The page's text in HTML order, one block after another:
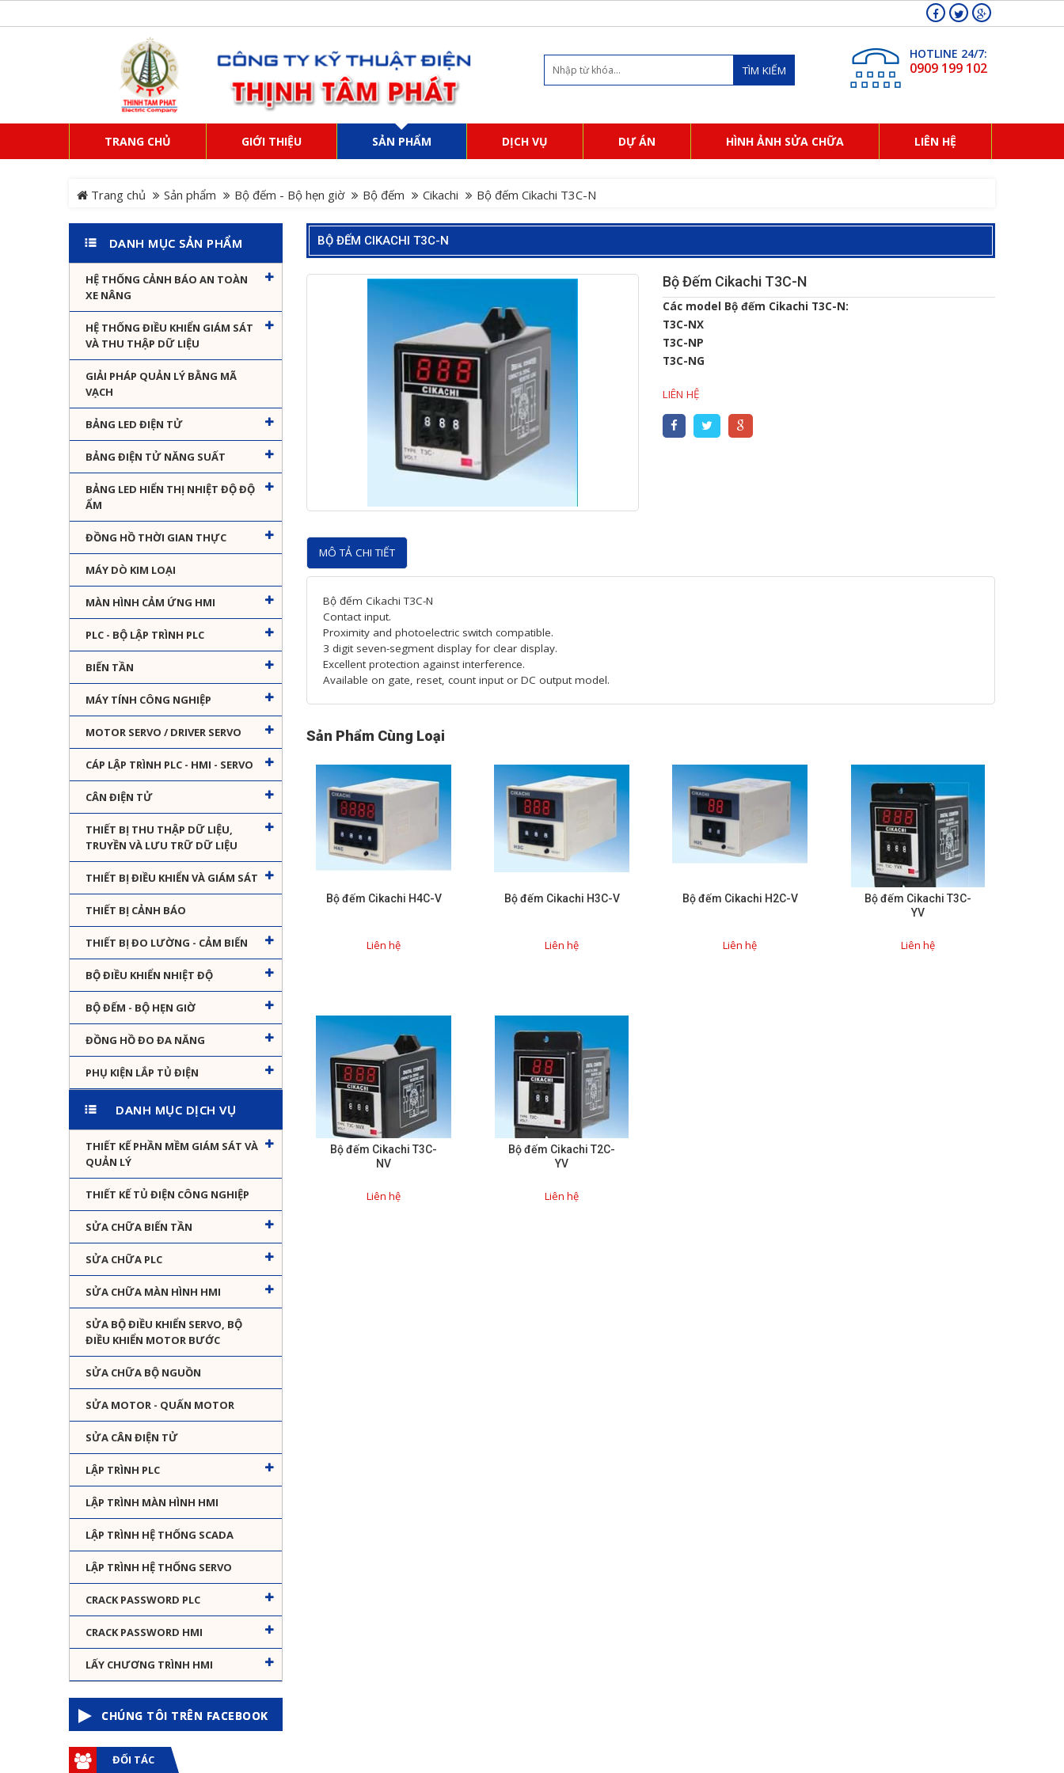
TÌM KIẾM
HOTLINE 24/7:
0909 199 102
TRANG CHỦ GIỚI THIỆU SẢN PHẨM DỊCH VỤ DỰ ÁN HÌNH ẢNH SỬA CHỮA LIÊN HỆ
Trang chủ Sản phẩm Bộ đếm - Bộ hẹn giờ Bộ đếm Cikachi Bộ đếm Cikachi T3C-N
DANH MỤC SẢN PHẨM
HỆ THỐNG CẢNH BÁO AN TOÀN
XE NÂNG
HỆ THỐNG ĐIỀU KHIỂN GIÁM SÁT
VÀ THU THẬP DỮ LIỆU
GIẢI PHÁP QUẢN LÝ BẰNG MÃ
VẠCH
BẢNG LED ĐIỆN TỬ
BẢNG ĐIỆN TỬ NĂNG SUẤT
BẢNG LED HIỂN THỊ NHIỆT ĐỘ ĐỘ
ẨM
ĐỒNG HỒ THỜI GIAN THỰC
MÁY DÒ KIM LOẠI
MÀN HÌNH CẢM ỨNG HMI
PLC - BỘ LẬP TRÌNH PLC
BIẾN TẦN
MÁY TÍNH CÔNG NGHIỆP
MOTOR SERVO / DRIVER SERVO
CÁP LẬP TRÌNH PLC - HMI - SERVO
CÂN ĐIỆN TỬ
THIẾT BỊ THU THẬP DỮ LIỆU,
TRUYỀN VÀ LƯU TRỮ DỮ LIỆU
THIẾT BỊ ĐIỀU KHIỂN VÀ GIÁM SÁT
THIẾT BỊ CẢNH BÁO
THIẾT BỊ ĐO LƯỜNG - CẢM BIẾN
BỘ ĐIỀU KHIỂN NHIỆT ĐỘ
BỘ ĐẾM - BỘ HẸN GIỜ
ĐỒNG HỒ ĐO ĐA NĂNG
PHỤ KIỆN LẮP TỦ ĐIỆN
DANH MỤC DỊCH VỤ
THIẾT KẾ PHẦN MỀM GIÁM SÁT VÀ
QUẢN LÝ
THIẾT KẾ TỦ ĐIỆN CÔNG NGHIỆP
SỬA CHỮA BIẾN TẦN
SỬA CHỮA PLC
SỬA CHỮA MÀN HÌNH HMI
SỬA BỘ ĐIỀU KHIỂN SERVO, BỘ
ĐIỀU KHIỂN MOTOR BƯỚC
SỬA CHỮA BỘ NGUỒN
SỬA MOTOR - QUẤN MOTOR
SỬA CÂN ĐIỆN TỬ
LẬP TRÌNH PLC
LẬP TRÌNH MÀN HÌNH HMI
LẬP TRÌNH HỆ THỐNG SCADA
LẬP TRÌNH HỆ THỐNG SERVO
CRACK PASSWORD PLC
CRACK PASSWORD HMI
LẤY CHƯƠNG TRÌNH HMI
CHÚNG TÔI TRÊN FACEBOOK
BỘ ĐẾM CIKACHI T3C-N
Bộ Đếm Cikachi T3C-N
Các model Bộ đếm Cikachi T3C-N:
T3C-NX
T3C-NP
T3C-NG
LIÊN HỆ
MÔ TẢ CHI TIẾT
Bộ đếm Cikachi T3C-N
Contact input.
Proximity and photoelectric switch compatible.
3 digit seven-segment display for clear display.
Excellent protection against interference.
Available on gate, reset, count input or DC output model.
Sản Phẩm Cùng Loại
Bộ đếm Cikachi H4C-V
Liên hệ
Bộ đếm Cikachi H3C-V
Liên hệ
Bộ đếm Cikachi H2C-V
Liên hệ
Bộ đếm Cikachi T3C-
YV
Liên hệ
Bộ đếm Cikachi T3C-
NV
Liên hệ
Bộ đếm Cikachi T2C-
YV
Liên hệ
ĐỐI TÁC